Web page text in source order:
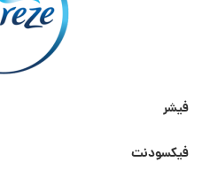
فیشر
فیکسودنت